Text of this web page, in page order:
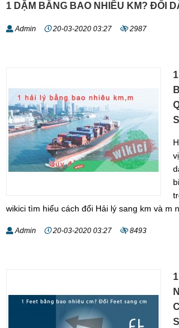
1 DẶM BẰNG BAO NHIÊU KM? ĐỔI
Admin 20-03-2020 03:27 2987
wikici tìm hiểu cách đổi Hải lý sang km và m
Admin 20-03-2020 03:27 8493